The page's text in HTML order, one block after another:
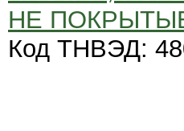
НЕ
Код ТНВЭД: